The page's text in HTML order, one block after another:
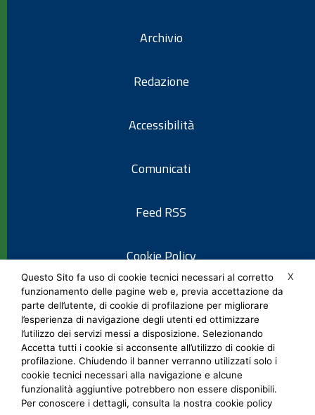
Archivio
Redazione
Accessibilità
Comunicati
Feed RSS
Cookie Policy
Informativa privacy
Note legali
Social Media Policy
X
Questo Sito fa uso di cookie tecnici necessari al corretto
funzionamento delle pagine web e, previa accettazione da
parte dell’utente, di cookie di profilazione per migliorare
l’esperienza di navigazione degli utenti ed ottimizzare
l’utilizzo dei servizi messi a disposizione. Selezionando
Accetta tutti i cookie si acconsente all’utilizzo di cookie di
profilazione. Chiudendo il banner verranno utilizzati solo i
cookie tecnici necessari alla navigazione e alcune
funzionalità aggiuntive potrebbero non essere disponibili.
Per conoscere i dettagli, consulta la nostra cookie policy